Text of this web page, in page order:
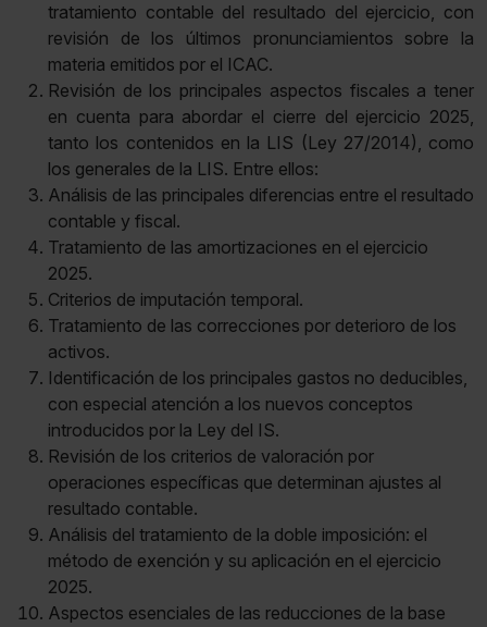
tratamiento contable del resultado del ejercicio, con
revisión de los últimos pronunciamientos sobre la
materia emitidos por el ICAC.
Revisión de los principales aspectos fiscales a tener
en cuenta para abordar el cierre del ejercicio 2025,
tanto los contenidos en la LIS (Ley 27/2014), como
los generales de la LIS. Entre ellos:
Análisis de las principales diferencias entre el resultado
contable y fiscal.
Tratamiento de las amortizaciones en el ejercicio
2025.
Criterios de imputación temporal.
Tratamiento de las correcciones por deterioro de los
activos.
Identificación de los principales gastos no deducibles,
con especial atención a los nuevos conceptos
introducidos por la Ley del IS.
Revisión de los criterios de valoración por
operaciones específicas que determinan ajustes al
resultado contable.
Análisis del tratamiento de la doble imposición: el
método de exención y su aplicación en el ejercicio
2025.
Aspectos esenciales de las reducciones de la base